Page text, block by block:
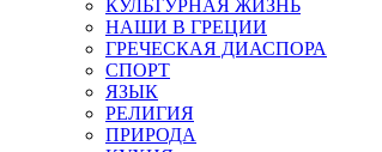
КУЛЬТУРНАЯ ЖИЗНЬ
НАШИ В ГРЕЦИИ
ГРЕЧЕСКАЯ ДИАСПОРА
СПОРТ
ЯЗЫК
РЕЛИГИЯ
ПРИРОДА